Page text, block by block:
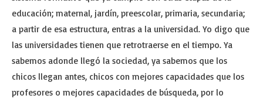
educación; maternal, jardín, preescolar, primaria, secundaria;
a partir de esa estructura, entras a la universidad. Yo digo que
las universidades tienen que retrotraerse en el tiempo. Ya
sabemos adonde llegó la sociedad, ya sabemos que los
chicos llegan antes, chicos con mejores capacidades que los
profesores o mejores capacidades de búsqueda, por lo